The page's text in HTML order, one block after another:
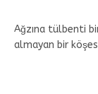
Ağzına tülbenti
almayan bir